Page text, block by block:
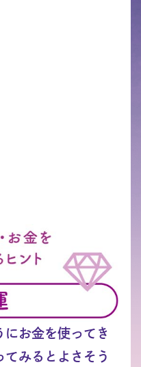
にお金を使ってき
みるとよさそう